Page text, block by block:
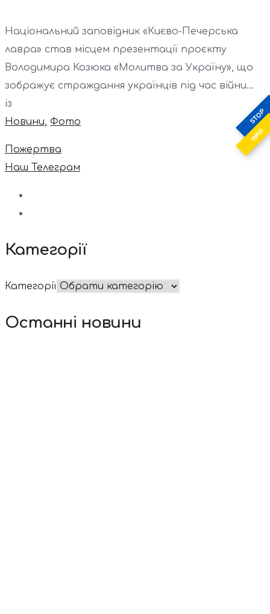
STOP
WAR
Національний заповідник «Києво-Печерська
лавра» став місцем презентації проєкту
Володимира Козюка «Молитва за Україну», що
зображує страждання українців під час війни...
із
Новини Фото
Пожертва
Наш Телеграм
Категорії
Категорії
Останні новини